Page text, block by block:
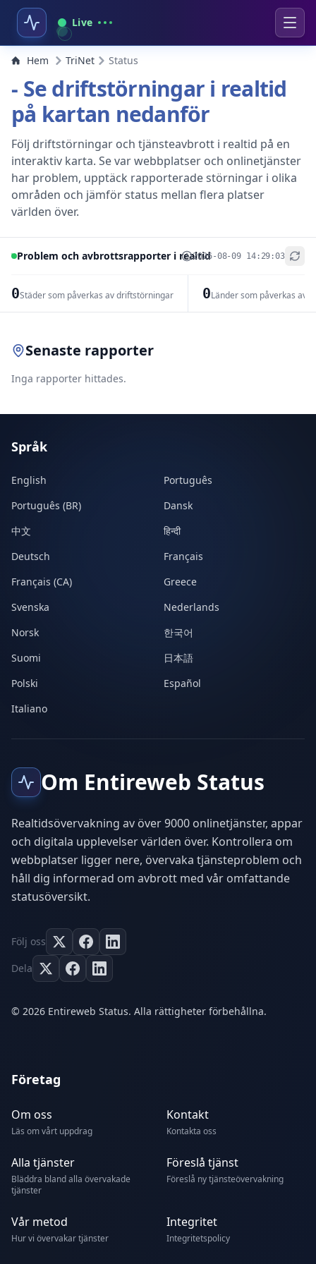
Live
Hem TriNet Status
- Se driftstörningar i realtid
på kartan nedanför
Följ driftstörningar och tjänsteavbrott i realtid på en
interaktiv karta. Se var webbplatser och onlinetjänster
har problem, upptäck rapporterade störningar i olika
områden och jämför status mellan flera platser
världen över.
Problem och avbrottsrapporter i realtid2026-08-09 14:29:03
0Städer som påverkas av driftstörningar 0Länder som påverkas av
+
Senaste rapporter
Inga rapporter hittades.
Språk
English
Português
Português (BR)
Dansk
中文
हिन्दी
Deutsch
Français
Français (CA)
Greece
Svenska
Nederlands
Norsk
한국어
Suomi
日本語
Polski
Español
Italiano
Om Entireweb Status
Realtidsövervakning av över 9000 onlinetjänster, appar
och digitala upplevelser världen över. Kontrollera om
webbplatser ligger nere, övervaka tjänsteproblem och
håll dig informerad om avbrott med vår omfattande
statusöversikt.
Följ oss
Dela
© 2026 Entireweb Status. Alla rättigheter förbehållna.
Företag
Om oss
Läs om vårt uppdrag
Kontakt
Kontakta oss
Alla tjänster
Bläddra bland alla övervakade
tjänster
Föreslå tjänst
Föreslå ny tjänsteövervakning
Vår metod
Hur vi övervakar tjänster
Integritet
Integritetspolicy